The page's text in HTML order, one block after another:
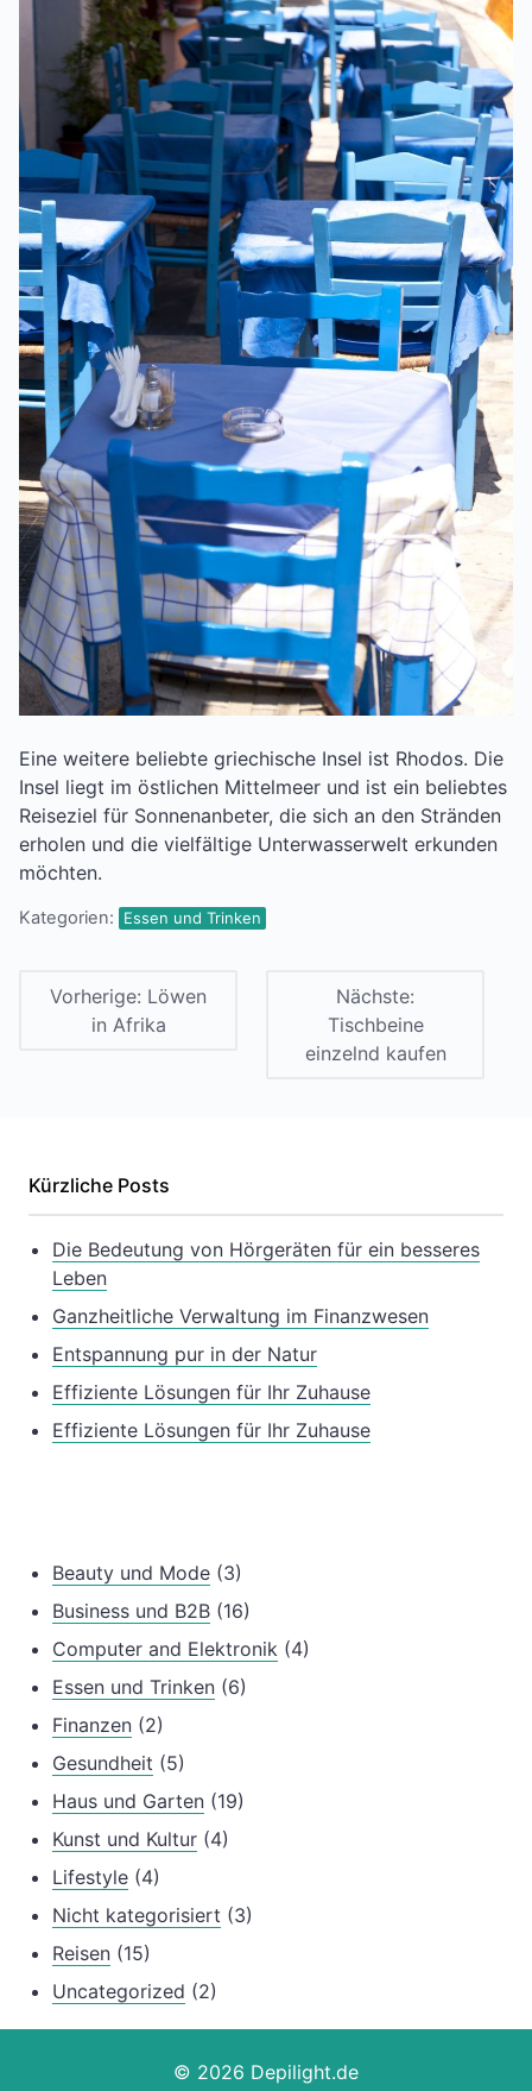
Eine weitere beliebte griechische Insel ist Rhodos. Die
Insel liegt im östlichen Mittelmeer und ist ein beliebtes
Reiseziel für Sonnenanbeter, die sich an den Stränden
erholen und die vielfältige Unterwasserwelt erkunden
möchten.
Kategorien: Essen und Trinken
Vorherige: Löwen
in Afrika
Nächste:
Tischbeine
einzelnd kaufen
Kürzliche Posts
Die Bedeutung von Hörgeräten für ein besseres
Leben
Ganzheitliche Verwaltung im Finanzwesen
Entspannung pur in der Natur
Effiziente Lösungen für Ihr Zuhause
Effiziente Lösungen für Ihr Zuhause
Beauty und Mode (3)
Business und B2B (16)
Computer and Elektronik (4)
Essen und Trinken (6)
Finanzen (2)
Gesundheit (5)
Haus und Garten (19)
Kunst und Kultur (4)
Lifestyle (4)
Nicht kategorisiert (3)
Reisen (15)
Uncategorized (2)
© 2026 Depilight.de